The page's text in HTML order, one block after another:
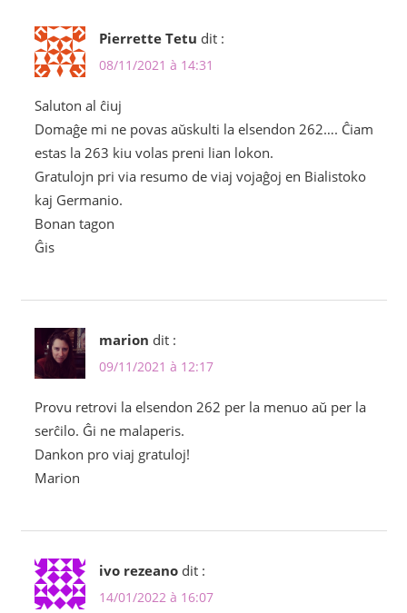
Pierrette Tetu dit :
08/11/2021 à 14:31
Saluton al ĉiuj
Domaĝe mi ne povas aŭskulti la elsendon 262…. Ĉiam
estas la 263 kiu volas preni lian lokon.
Gratulojn pri via resumo de viaj vojaĝoj en Bialistoko
kaj Germanio.
Bonan tagon
Ĝis
marion dit :
09/11/2021 à 12:17
Provu retrovi la elsendon 262 per la menuo aŭ per la
serĉilo. Ĝi ne malaperis.
Dankon pro viaj gratuloj!
Marion
ivo rezeano dit :
14/01/2022 à 16:07